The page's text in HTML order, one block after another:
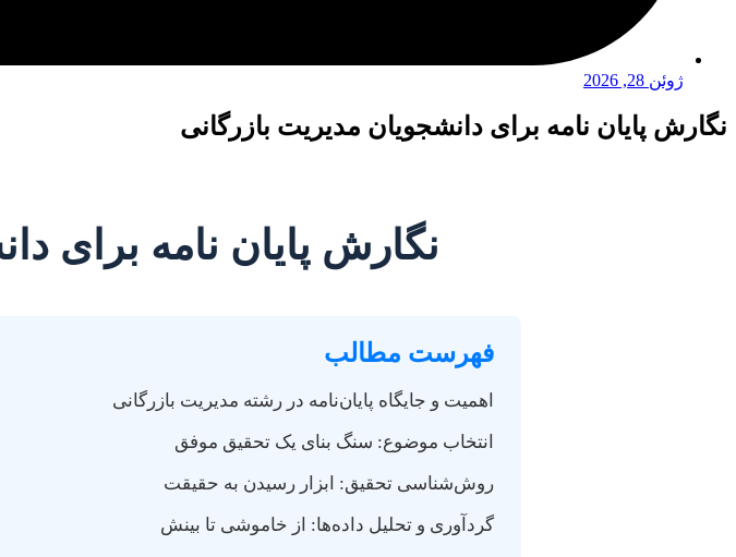
ژوئن 28, 2026
نگارش پایان نامه برای دانشجویان مدیریت بازرگانی
نگارش پایان نامه برای
فهرست مطالب
اهمیت و جایگاه پایان‌نامه در رشته مدیریت بازرگانی
انتخاب موضوع: سنگ بنای یک تحقیق موفق
روش‌شناسی تحقیق: ابزار رسیدن به حقیقت
گردآوری و تحلیل داده‌ها: از خاموشی تا بینش